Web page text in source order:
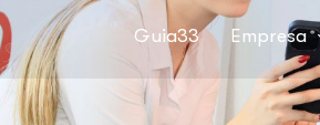
Guia33 Empresa